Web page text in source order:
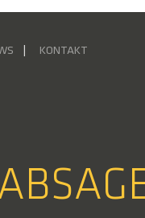
KONTAKT